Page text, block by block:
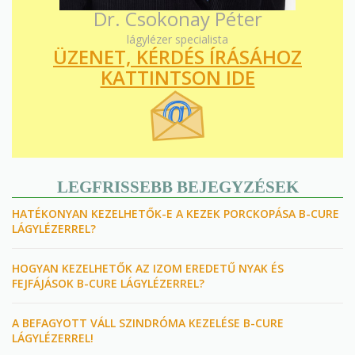
Dr. Csokonay Péter
lágylézer specialista
ÜZENET, KÉRDÉS ÍRÁSÁHOZ
KATTINTSON IDE
LEGFRISSEBB BEJEGYZÉSEK
HATÉKONYAN KEZELHETŐK-E A KEZEK PORCKOPÁSA B-CURE
LÁGYLÉZERREL?
HOGYAN KEZELHETŐK AZ IZOM EREDETŰ NYAK ÉS
FEJFÁJÁSOK B-CURE LÁGYLÉZERREL?
A BEFAGYOTT VÁLL SZINDRÓMA KEZELÉSE B-CURE
LÁGYLÉZERREL!